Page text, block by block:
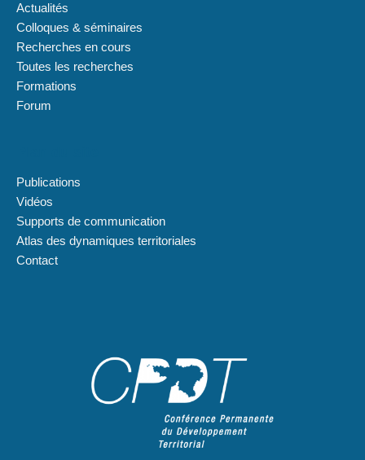
Actualités
Colloques & séminaires
Recherches en cours
Toutes les recherches
Formations
Forum
Publications
Vidéos
Supports de communication
Atlas des dynamiques territoriales
Contact